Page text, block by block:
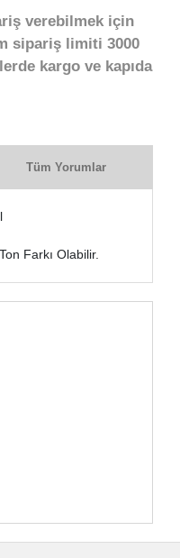
verebilmek için
sipariş limiti 3000
kargo ve kapıda
Tüm Yorumlar
Farkı Olabilir.